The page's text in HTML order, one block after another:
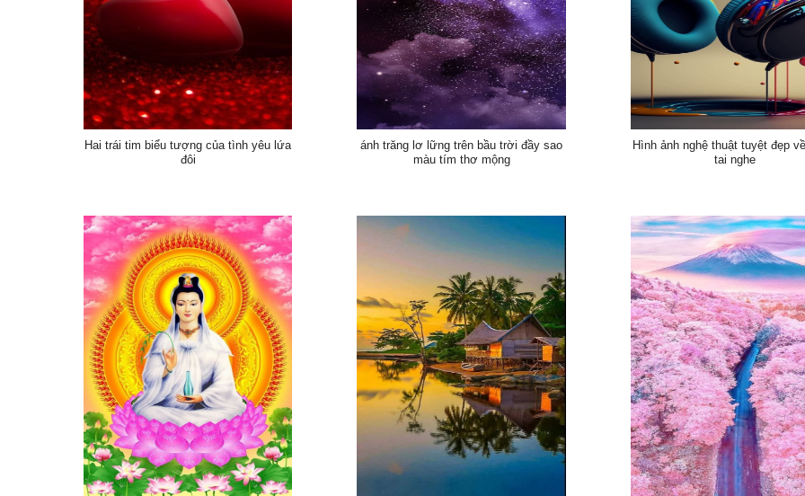
Hai trái tim biểu tượng của tình yêu lứa
đôi
ánh trăng lơ lững trên bầu trời đầy sao
màu tím thơ mộng
Hình ảnh nghệ thuật tuyệt đẹp
tai nghe